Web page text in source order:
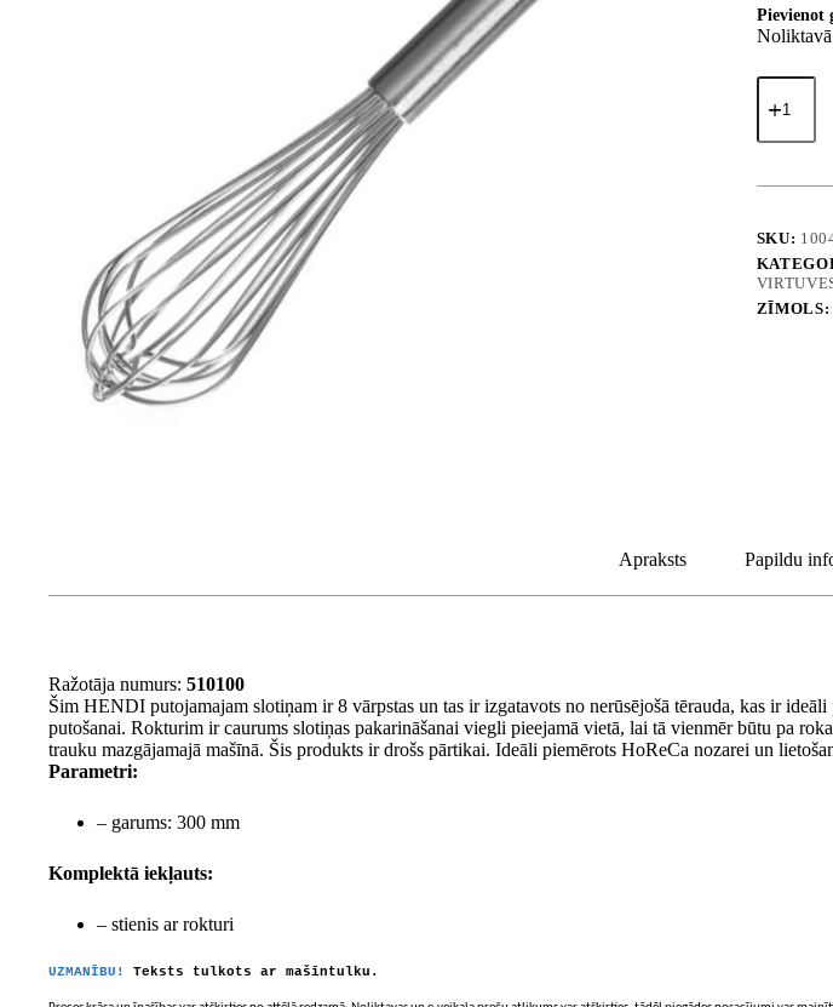
Pievienot
Noliktavā
Tērauda
putotājs
vārpstas
300
-
Hendi
510100
daudzums
SKU:
ZĪMOLS:
Apraksts Papildu
Ražotāja numurs: 510100
Šim HENDI putojamajam slotiņam ir 8 vārpstas un tas ir izgatavots no nerūsējošā tērauda, ​​kas ir
putošanai. Rokturim ir caurums slotiņas pakarināšanai viegli pieejamā vietā, lai tā vienmēr būtu pa
trauku mazgājamajā mašīnā. Šis produkts ir drošs pārtikai. Ideāli piemērots HoReCa nozarei un
Parametri:
– garums: 300 mm
Komplektā iekļauts:
– stienis ar rokturi
UZMANĪBU! Teksts tulkots ar mašīntulku.